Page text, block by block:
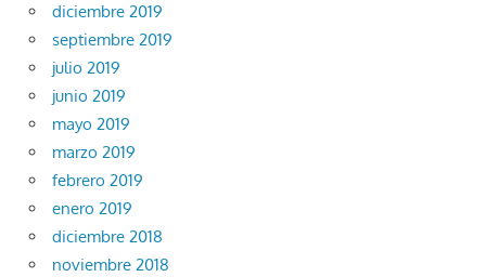
diciembre 2019
septiembre 2019
julio 2019
junio 2019
mayo 2019
marzo 2019
febrero 2019
enero 2019
diciembre 2018
noviembre 2018